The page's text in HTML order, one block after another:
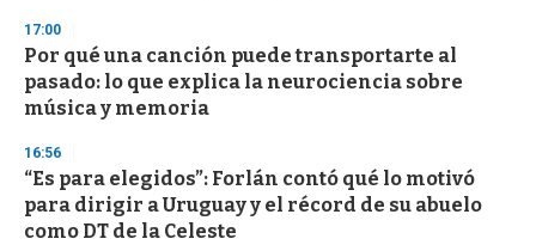
d
s
o
f
3
s
e
o
n
17:00
Por qué una canción puede transportarte al
pasado: lo que explica la neurociencia sobre
música y memoria
16:56
“Es para elegidos”: Forlán contó qué lo motivó
para dirigir a Uruguay y el récord de su abuelo
como DT de la Celeste